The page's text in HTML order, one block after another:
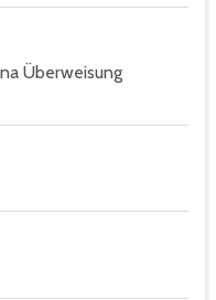
Überweisung